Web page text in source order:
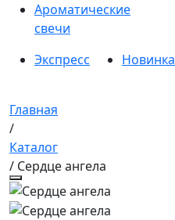
Ароматические
свечи
Экспресс
Новинка
Главная
/
Каталог
/ Сердце ангела